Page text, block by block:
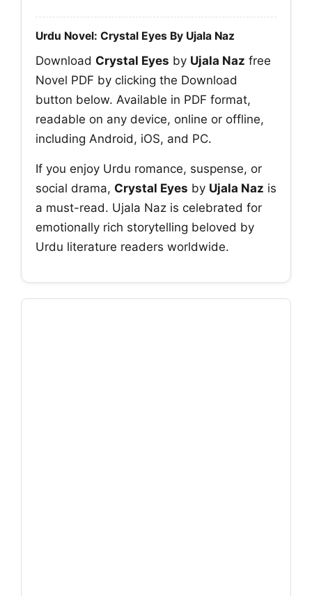
Urdu Novel: Crystal Eyes By Ujala Naz
Download Crystal Eyes by Ujala Naz free
Novel PDF by clicking the Download
button below. Available in PDF format,
readable on any device, online or offline,
including Android, iOS, and PC.
If you enjoy Urdu romance, suspense, or
social drama, Crystal Eyes by Ujala Naz is
a must-read. Ujala Naz is celebrated for
emotionally rich storytelling beloved by
Urdu literature readers worldwide.